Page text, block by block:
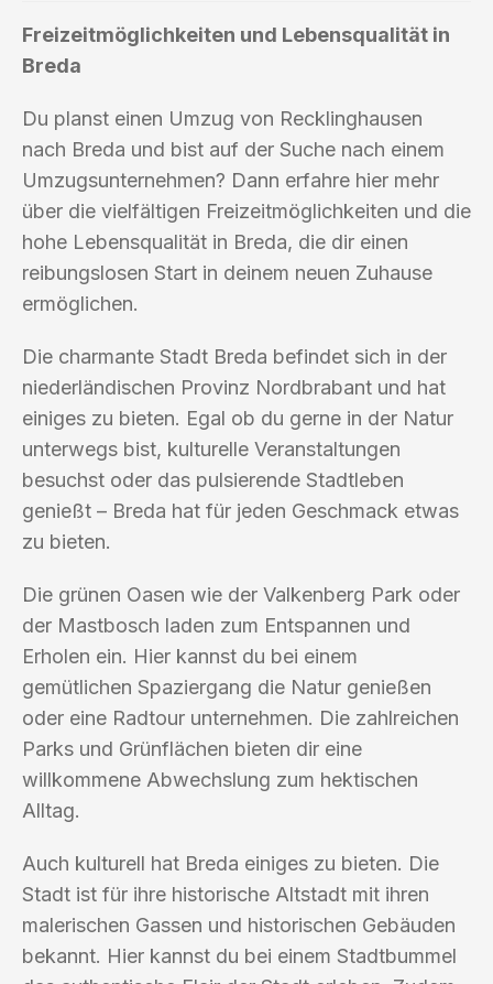
Freizeitmöglichkeiten und Lebensqualität in
Breda
Du planst einen Umzug von Recklinghausen
nach Breda und bist auf der Suche nach einem
Umzugsunternehmen? Dann erfahre hier mehr
über die vielfältigen Freizeitmöglichkeiten und die
hohe Lebensqualität in Breda, die dir einen
reibungslosen Start in deinem neuen Zuhause
ermöglichen.
Die charmante Stadt Breda befindet sich in der
niederländischen Provinz Nordbrabant und hat
einiges zu bieten. Egal ob du gerne in der Natur
unterwegs bist, kulturelle Veranstaltungen
besuchst oder das pulsierende Stadtleben
genießt – Breda hat für jeden Geschmack etwas
zu bieten.
Die grünen Oasen wie der Valkenberg Park oder
der Mastbosch laden zum Entspannen und
Erholen ein. Hier kannst du bei einem
gemütlichen Spaziergang die Natur genießen
oder eine Radtour unternehmen. Die zahlreichen
Parks und Grünflächen bieten dir eine
willkommene Abwechslung zum hektischen
Alltag.
Auch kulturell hat Breda einiges zu bieten. Die
Stadt ist für ihre historische Altstadt mit ihren
malerischen Gassen und historischen Gebäuden
bekannt. Hier kannst du bei einem Stadtbummel